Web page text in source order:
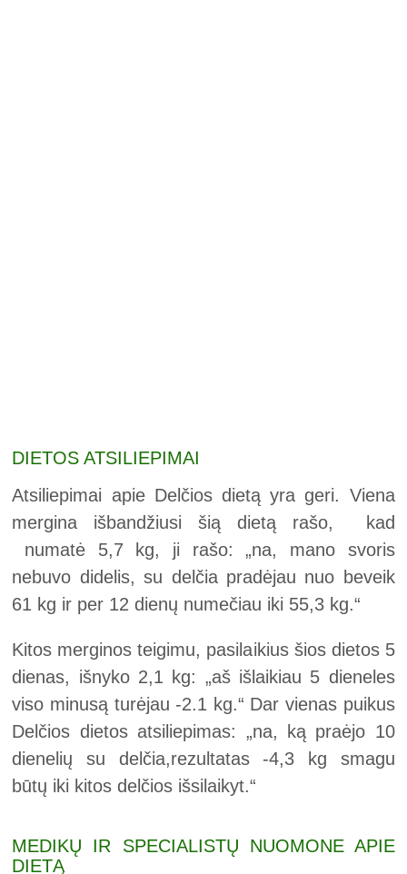
DIETOS ATSILIEPIMAI
Atsiliepimai apie Delčios dietą yra geri. Viena
mergina išbandžiusi šią dietą rašo, kad
numatė 5,7 kg, ji rašo: „na, mano svoris
nebuvo didelis, su delčia pradėjau nuo beveik
61 kg ir per 12 dienų numečiau iki 55,3 kg.“
Kitos merginos teigimu, pasilaikius šios dietos 5
dienas, išnyko 2,1 kg: „aš išlaikiau 5 dieneles
viso minusą turėjau -2.1 kg.“ Dar vienas puikus
Delčios dietos atsiliepimas: „na, ką praėjo 10
dienelių su delčia,rezultatas -4,3 kg smagu
būtų iki kitos delčios išsilaikyt.“
MEDIKŲ IR SPECIALISTŲ NUOMONE APIE
DIETĄ